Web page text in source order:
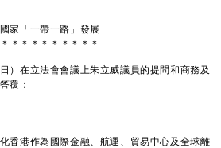
家「一帶一路」發展
＊ ＊ ＊ ＊ ＊ ＊ ＊ ＊ ＊ ＊
在立法會會議上朱立威議員的提問和商務及
覆：
港作為國際金融、航運、貿易中心及全球離